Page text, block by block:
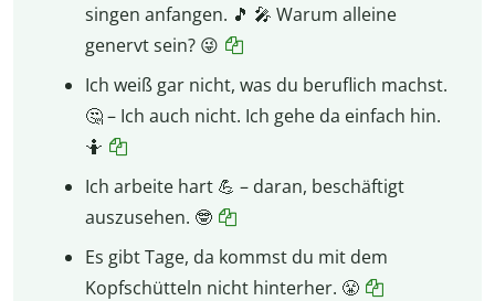
singen anfangen. 🎵 🎤 Warum alleine
genervt sein? 😜
Ich weiß gar nicht, was du beruflich machst.
🤔 – Ich auch nicht. Ich gehe da einfach hin.
🤷
Ich arbeite hart 💪 – daran, beschäftigt
auszusehen. 🤓
Es gibt Tage, da kommst du mit dem
Kopfschütteln nicht hinterher. 😤